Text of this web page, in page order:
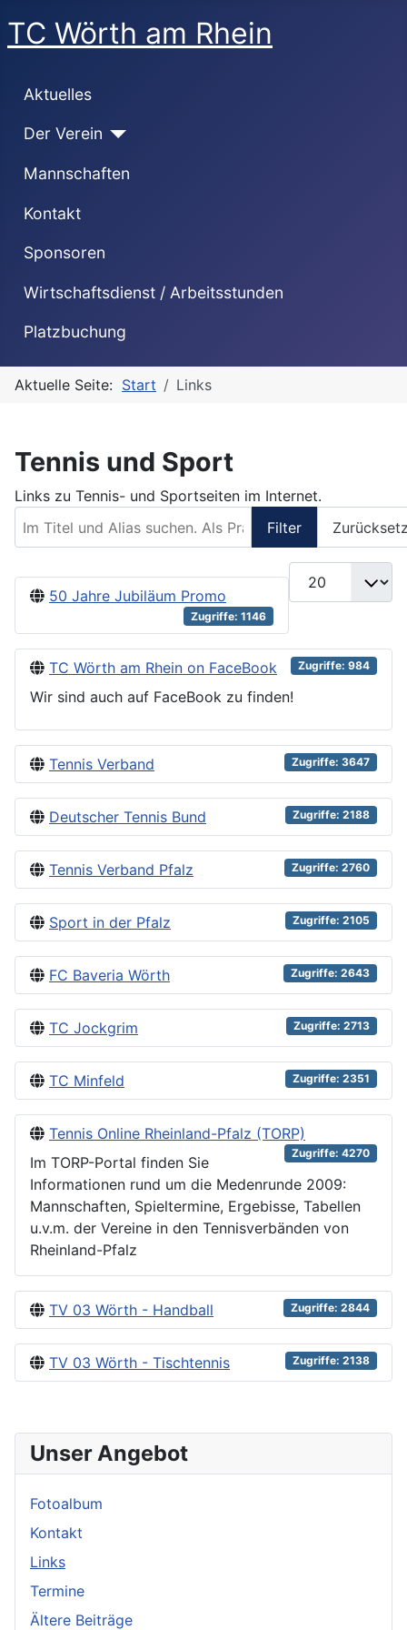
TC Wörth am Rhein
Aktuelles
Der Verein
Mannschaften
Kontakt
Sponsoren
Wirtschaftsdienst / Arbeitsstunden
Platzbuchung
Aktuelle Seite: Start Links
Tennis und Sport
Links zu Tennis- und Sportseiten im Internet.
Filter
Anzeige #
50 Jahre Jubiläum Promo
Zugriffe: 1146
TC Wörth am Rhein on FaceBook Zugriffe: 984
Wir sind auch auf FaceBook zu finden!
Tennis Verband Zugriffe: 3647
Deutscher Tennis Bund Zugriffe: 2188
Tennis Verband Pfalz Zugriffe: 2760
Sport in der Pfalz Zugriffe: 2105
FC Baveria Wörth Zugriffe: 2643
TC Jockgrim Zugriffe: 2713
TC Minfeld Zugriffe: 2351
Tennis Online Rheinland-Pfalz (TORP)
Zugriffe: 4270
Im TORP-Portal finden Sie
Informationen rund um die Medenrunde 2009:
Mannschaften, Spieltermine, Ergebisse, Tabellen
u.v.m. der Vereine in den Tennisverbänden von
Rheinland-Pfalz
TV 03 Wörth - Handball Zugriffe: 2844
TV 03 Wörth - Tischtennis Zugriffe: 2138
Unser Angebot
Fotoalbum
Kontakt
Links
Termine
Ältere Beiträge